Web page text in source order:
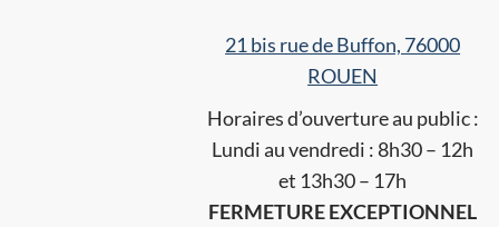
21 bis rue de Buffon, 76000
ROUEN
Horaires d’ouverture au public :
Lundi au vendredi : 8h30 – 12h
et 13h30 – 17h
FERMETURE EXCEPTIONNEL